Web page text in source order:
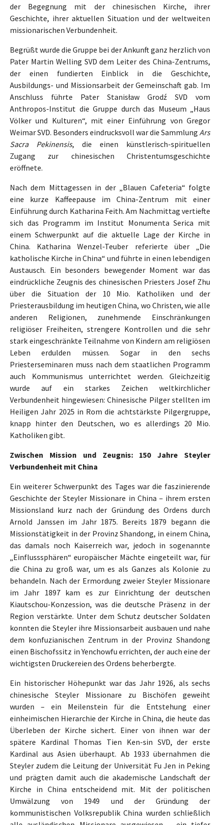
der Begegnung mit der chinesischen Kirche, ihrer
Geschichte, ihrer aktuellen Situation und der weltweiten
missionarischen Verbundenheit.
Begrüßt wurde die Gruppe bei der Ankunft ganz herzlich von
Pater Martin Welling SVD dem Leiter des China-Zentrums,
der einen fundierten Einblick in die Geschichte,
Ausbildungs- und Missionsarbeit der Gemeinschaft gab. Im
Anschluss führte Pater Stanisław Grodź SVD vom
Anthropos-Institut die Gruppe durch das Museum „Haus
Völker und Kulturen“, mit einer Einführung von Gregor
Weimar SVD. Besonders eindrucksvoll war die Sammlung Ars
Sacra Pekinensis, die einen künstlerisch-spirituellen
Zugang zur chinesischen Christentumsgeschichte
eröffnete.
Nach dem Mittagessen in der „Blauen Cafeteria“ folgte
eine kurze Kaffeepause im China-Zentrum mit einer
Einführung durch Katharina Feith. Am Nachmittag vertiefte
sich das Programm im Institut Monumenta Serica mit
einem Schwerpunkt auf die aktuelle Lage der Kirche in
China. Katharina Wenzel-Teuber referierte über „Die
katholische Kirche in China“ und führte in einen lebendigen
Austausch. Ein besonders bewegender Moment war das
eindrückliche Zeugnis des chinesischen Priesters Josef Zhu
über die Situation der 10 Mio. Katholiken und der
Priesterausbildung im heutigen China, wo Christen, wie alle
anderen Religionen, zunehmende Einschränkungen
religiöser Freiheiten, strengere Kontrollen und die sehr
stark eingeschränkte Teilnahme von Kindern am religiösen
Leben erdulden müssen. Sogar in den sechs
Priesterseminaren muss nach dem staatlichen Programm
auch Kommunismus unterrichtet werden. Gleichzeitig
wurde auf ein starkes Zeichen weltkirchlicher
Verbundenheit hingewiesen: Chinesische Pilger stellten im
Heiligen Jahr 2025 in Rom die achtstärkste Pilgergruppe,
knapp hinter den Deutschen, wo es allerdings 20 Mio.
Katholiken gibt.
Zwischen Mission und Zeugnis: 150 Jahre Steyler
Verbundenheit mit China
Ein weiterer Schwerpunkt des Tages war die faszinierende
Geschichte der Steyler Missionare in China – ihrem ersten
Missionsland kurz nach der Gründung des Ordens durch
Arnold Janssen im Jahr 1875. Bereits 1879 begann die
Missionstätigkeit in der Provinz Shandong, in einem China,
das damals noch Kaiserreich war, jedoch in sogenannte
„Einflusssphären“ europäischer Mächte eingeteilt war, für
die China zu groß war, um es als Ganzes als Kolonie zu
behandeln. Nach der Ermordung zweier Steyler Missionare
im Jahr 1897 kam es zur Einrichtung der deutschen
Kiautschou-Konzession, was die deutsche Präsenz in der
Region verstärkte. Unter dem Schutz deutscher Soldaten
konnten die Steyler ihre Missionsarbeit ausbauen und nahe
dem konfuzianischen Zentrum in der Provinz Shandong
einen Bischofssitz in Yenchowfu errichten, der auch eine der
wichtigsten Druckereien des Ordens beherbergte.
Ein historischer Höhepunkt war das Jahr 1926, als sechs
chinesische Steyler Missionare zu Bischöfen geweiht
wurden – ein Meilenstein für die Entstehung einer
einheimischen Hierarchie der Kirche in China, die heute das
Überleben der Kirche sichert. Einer von ihnen war der
spätere Kardinal Thomas Tien Ken-sin SVD, der erste
Kardinal aus Asien überhaupt. Ab 1933 übernahmen die
Steyler zudem die Leitung der Universität Fu Jen in Peking
und prägten damit auch die akademische Landschaft der
Kirche in China entscheidend mit. Mit der politischen
Umwälzung von 1949 und der Gründung der
kommunistischen Volksrepublik China wurden schließlich